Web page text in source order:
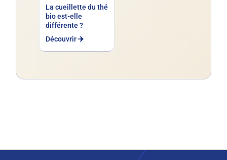
La cueillette du thé
bio est-elle
différente ?
Découvrir